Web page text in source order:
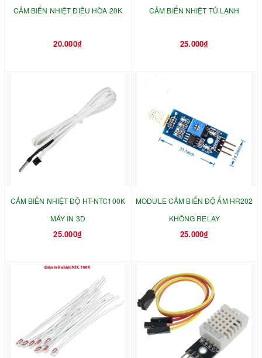
CẢM BIẾN NHIỆT ĐIỀU HÒA 20K
20.000₫
CẢM BIẾN NHIỆT TỦ LẠNH
25.000₫
CẢM BIẾN NHIỆT ĐỘ HT-NTC100K
MÁY IN 3D
25.000₫
MODULE CẢM BIẾN ĐỘ ẨM HR202
KHÔNG RELAY
25.000₫